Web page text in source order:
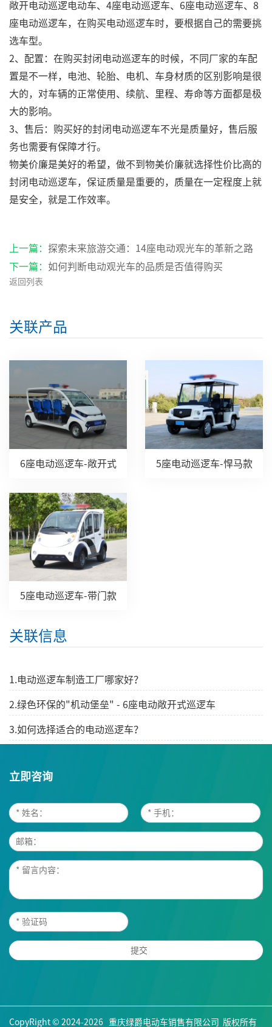
敞开电动巡逻电动车、4座电动巡逻车、6座电动巡逻车、8
座电动巡逻车，在购买电动巡逻车时，要根据自己的需要挑
选车型。
2、配置：在购买封闭电动巡逻车的时候，不同厂家的车配
置是不一样，电池、轮胎、电机、车身材质的区别影响是很
大的，对车辆的正常使用、续航、里程、寿命等方面都是极
大的影响。
3、售后：购买好的封闭电动巡逻车不光是质量好，售后服
务也需要有保障才行。
物美价廉是美好的希望，做不到物美价廉就选择性价比高的
封闭电动巡逻车，保证质量是重要的，质量在一定程度上就
是安全，就是工作效率。
上一篇： 探索未来旅游交通：14座电动观光车的革新之路
下一篇： 如何判断电动观光车的品质是否值得购买
返回列表
关联产品
6座电动巡逻车-敞开式 5座电动巡逻车-悍马款
5座电动巡逻车-带门款
关联信息
1.电动巡逻车制造工厂哪家好？
2.绿色环保的"机动堡垒" - 6座电动敞开式巡逻车
3.如何选择适合的电动巡逻车？
立即咨询
CopyRight © 2024-2026 重庆绿爵电动车销售有限公司 版权所有